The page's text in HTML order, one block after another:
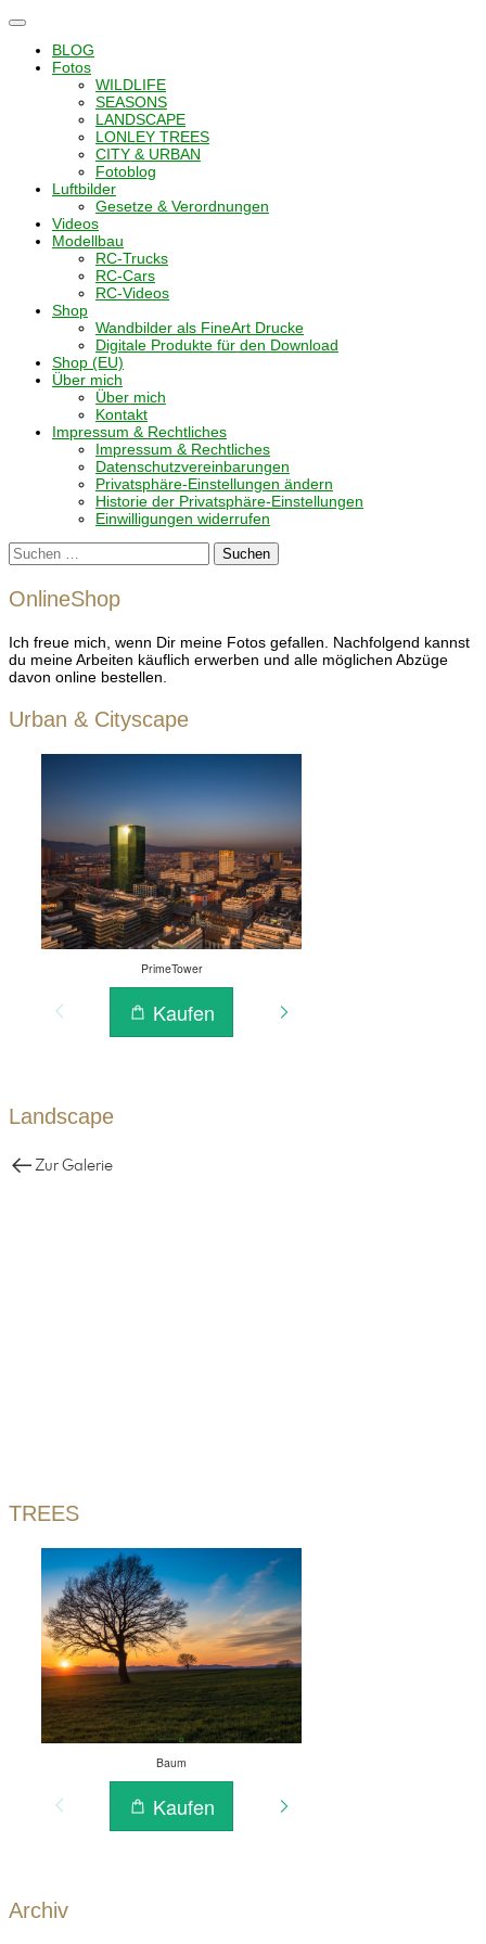
Navigation
umschalten
BLOG
Fotos
WILDLIFE
SEASONS
LANDSCAPE
LONLEY TREES
CITY & URBAN
Fotoblog
Luftbilder
Gesetze & Verordnungen
Videos
Modellbau
RC-Trucks
RC-Cars
RC-Videos
Shop
Wandbilder als FineArt Drucke
Digitale Produkte für den Download
Shop (EU)
Über mich
Über mich
Kontakt
Impressum & Rechtliches
Impressum & Rechtliches
Datenschutzvereinbarungen
Privatsphäre-Einstellungen ändern
Historie der Privatsphäre-Einstellungen
Einwilligungen widerrufen
Suchen
nach:
OnlineShop
Ich freue mich, wenn Dir meine Fotos gefallen. Nachfolgend kannst
du meine Arbeiten käuflich erwerben und alle möglichen Abzüge
davon online bestellen.
Urban & Cityscape
Landscape
TREES
Archiv